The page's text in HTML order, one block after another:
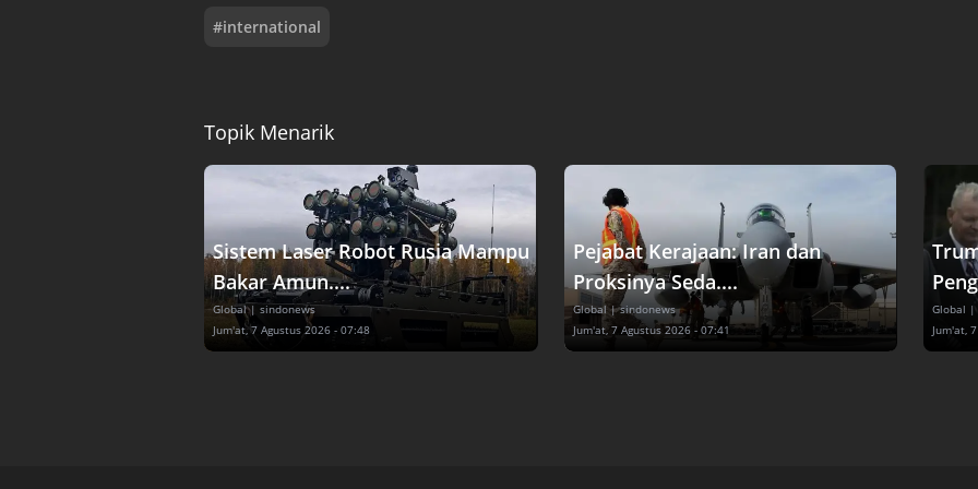
#international
Topik Menarik
Sistem Laser Robot Rusia Mampu
Bakar Amun....
Global | sindonews
Jum'at, 7 Agustus 2026 - 07:48
Pejabat Kerajaan: Iran dan
Proksinya Seda....
Global | sindonews
Jum'at, 7 Agustus 2026 - 07:41
Global |
Jum'at,